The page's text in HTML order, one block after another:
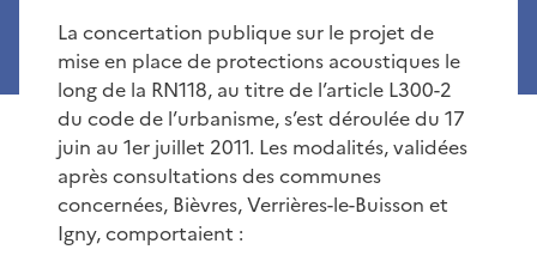
La concertation publique sur le projet de
mise en place de protections acoustiques le
long de la RN118, au titre de l’article L300-2
du code de l’urbanisme, s’est déroulée du 17
juin au 1er juillet 2011. Les modalités, validées
après consultations des communes
concernées, Bièvres, Verrières-le-Buisson et
Igny, comportaient :